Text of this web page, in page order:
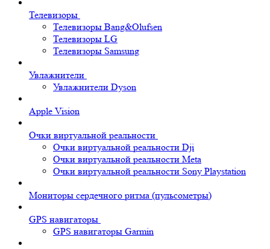
Телевизоры
Телевизоры Bang&Olufsen
Телевизоры LG
Телевизоры Samsung
Увлажнители
Увлажнители Dyson
Apple Vision
Очки виртуальной реальности
Очки виртуальной реальности Dji
Очки виртуальной реальности Meta
Очки виртуальной реальности Sony Playstation
Мониторы сердечного ритма (пульсометры)
GPS навигаторы
GPS навигаторы Garmin